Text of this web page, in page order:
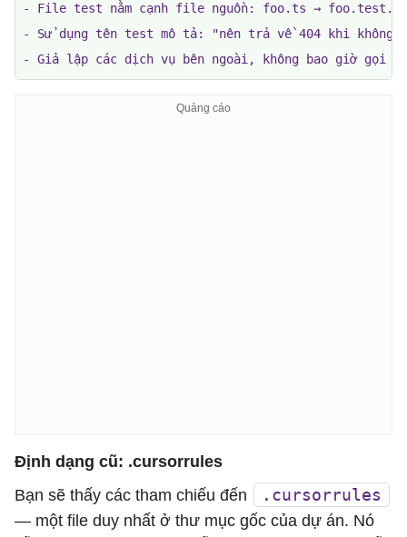
- File test nằm cạnh file nguồn: foo.ts → foo.test.ts
- Sử dụng tên test mô tả: "nên trả về 404 khi không
- Giả lập các dịch vụ bên ngoài, không bao giờ gọi
Định dạng cũ: .cursorrules
Bạn sẽ thấy các tham chiếu đến
.cursorrules
— một file duy nhất ở thư mục gốc của dự án. Nó